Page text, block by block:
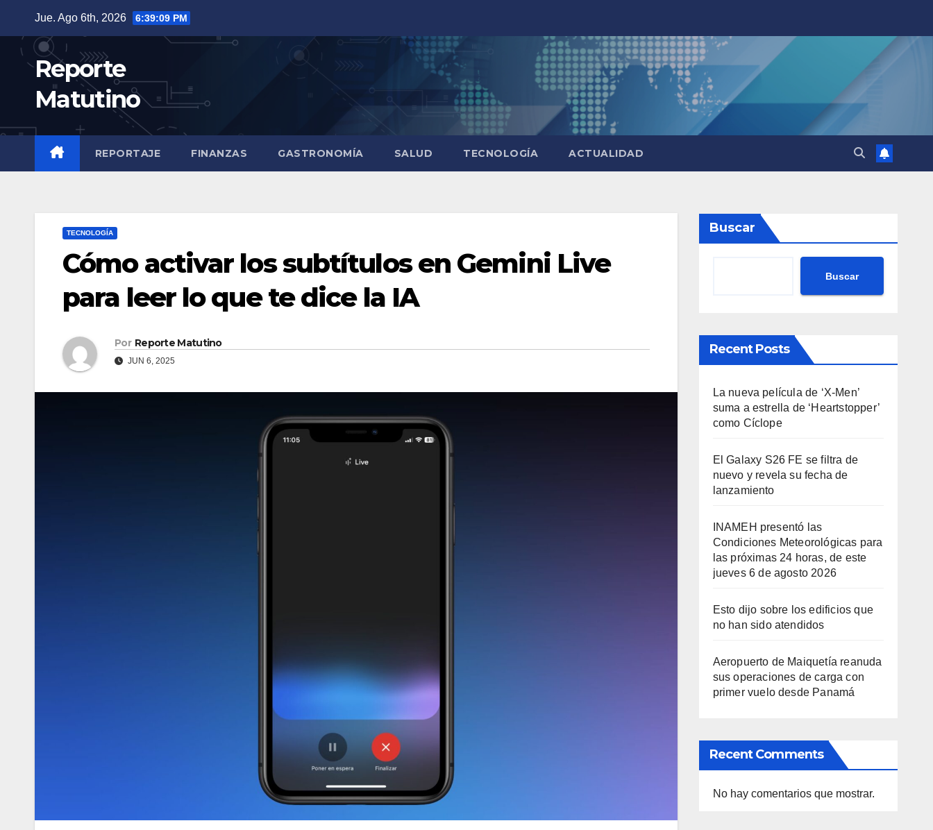
contenido
Jue. Ago 6th, 2026 6:39:10 PM
Reporte
Matutino
REPORTAJE FINANZAS GASTRONOMÍA SALUD TECNOLOGÍA ACTUALIDAD
TECNOLOGÍA
Cómo activar los subtítulos en Gemini Live
para leer lo que te dice la IA
Por Reporte Matutino
JUN 6, 2025
Buscar
Buscar
Recent Posts
La nueva película de ‘X-Men’
suma a estrella de ‘Heartstopper’
como Cíclope
El Galaxy S26 FE se filtra de
nuevo y revela su fecha de
lanzamiento
INAMEH presentó las
Condiciones Meteorológicas para
las próximas 24 horas, de este
jueves 6 de agosto 2026
Esto dijo sobre los edificios que
no han sido atendidos
Aeropuerto de Maiquetía reanuda
sus operaciones de carga con
primer vuelo desde Panamá
Recent Comments
No hay comentarios que mostrar.